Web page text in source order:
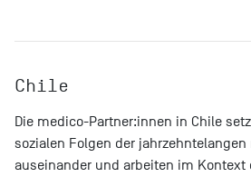
Chile
Die medico-Partner:innen in Chile
sozialen Folgen der
auseinander und arbeiten im Kontext